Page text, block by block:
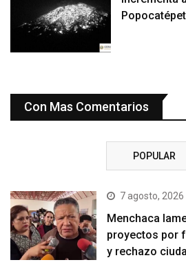
Con Mas Comentarios
POPULAR
7 agosto, 2026
Menchaca
proyectos por
y rechazo